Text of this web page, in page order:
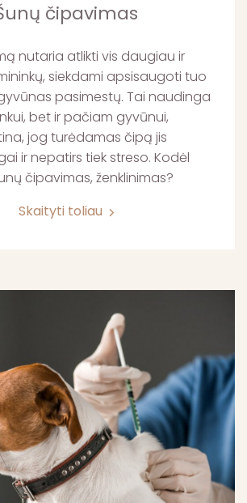
čipavimas
nutaria atlikti vis daugiau ir
siekdami apsisaugoti tuo
pasimestų. Tai naudinga
bet ir pačiam gyvūnui,
jog turėdamas čipą jis
ir nepatirs tiek streso. Kodėl
čipavimas, ženklinimas?
Skaityti toliau